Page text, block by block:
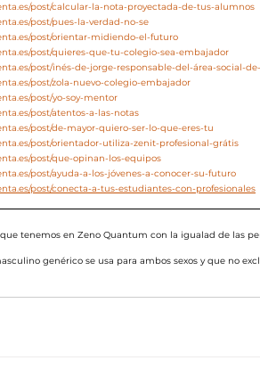
post/calcular-la-nota-proyectada-de-tus-alumnos
post/pues-la-verdad-no-se
post/orientar-midiendo-el-futuro
post/quieres-que-tu-colegio-sea-embajador
post/inés-de-jorge-responsable-del-área-social-
post/zola-nuevo-colegio-embajador
post/yo-soy-mentor
post/atentos-a-las-notas
post/de-mayor-quiero-ser-lo-que-eres-tu
post/orientador-utiliza-zenit-profesional-grátis
post/que-opinan-los-equipos
post/ayuda-a-los-jóvenes-a-conocer-su-futuro
post/conecta-a-tus-estudiantes-con-profesionales
tenemos en Zeno Quantum con la igualad de las
genérico se usa para ambos sexos y que no